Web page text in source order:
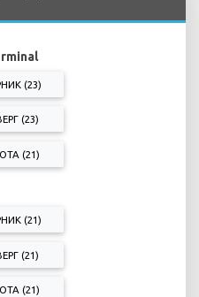
(23)
(23)
(21)
(21)
(21)
(21)